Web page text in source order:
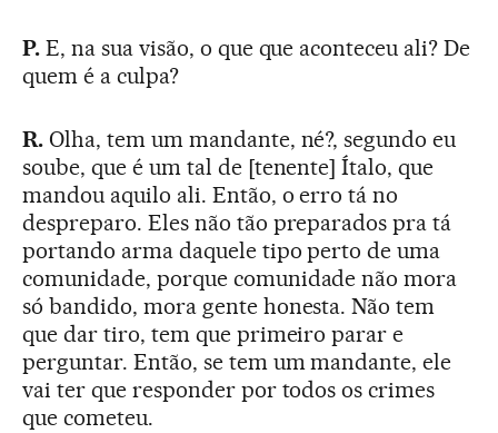
P.E, na sua visão, o que que aconteceu ali? De
quem é a culpa?
R.Olha, tem um mandante, né?, segundo eu
soube, que é um tal de [tenente] Ítalo, que
mandou aquilo ali. Então, o erro tá no
despreparo. Eles não tão preparados pra tá
portando arma daquele tipo perto de uma
comunidade, porque comunidade não mora
só bandido, mora gente honesta. Não tem
que dar tiro, tem que primeiro parar e
perguntar. Então, se tem um mandante, ele
vai ter que responder por todos os crimes
que cometeu.